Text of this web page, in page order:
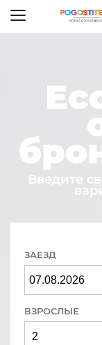
Введите
ЗАЕЗД
ВЗРОСЛЫЕ